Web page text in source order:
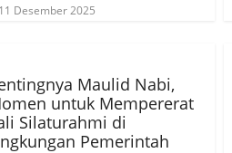
11 Desember 2025
Maulid Nabi,
untuk Mempererat
Silaturahmi di
Pemerintah